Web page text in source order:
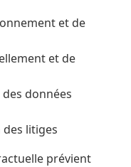
et de
et de
données
litiges
prévient